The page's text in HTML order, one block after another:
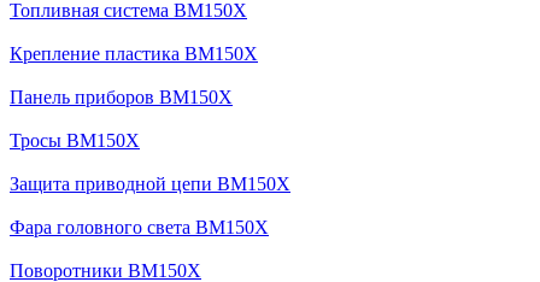
Топливная система BM150X
Крепление пластика BM150X
Панель приборов BM150X
Тросы BM150X
Защита приводной цепи BM150X
Фара головного света BM150X
Поворотники BM150X